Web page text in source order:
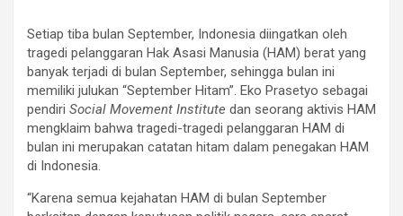
Setiap tiba bulan September, Indonesia diingatkan oleh
tragedi pelanggaran Hak Asasi Manusia (HAM) berat yang
banyak terjadi di bulan September, sehingga bulan ini
memiliki julukan “September Hitam”. Eko Prasetyo sebagai
pendiri Social Movement Institute dan seorang aktivis HAM
mengklaim bahwa tragedi-tragedi pelanggaran HAM di
bulan ini merupakan catatan hitam dalam penegakan HAM
di Indonesia.
“Karena semua kejahatan HAM di bulan September